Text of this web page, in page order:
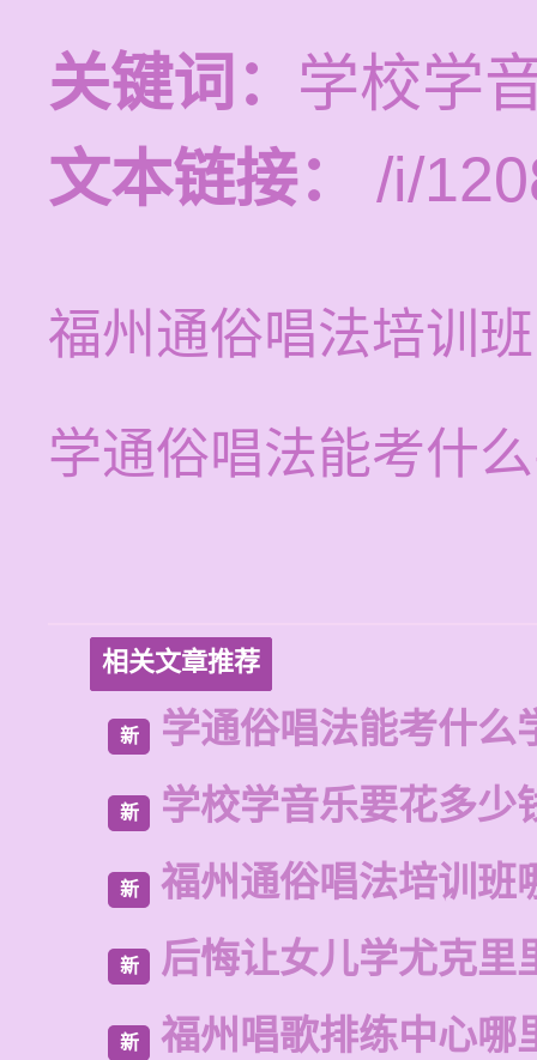
关键词： 学校学
文本链接：
/i/
福州通俗唱法培训
学通俗唱法能考什
相关文章推荐
新 学通俗唱法能考什么
新 学校学音乐要花多少
新 福州通俗唱法培训班
新 后悔让女儿学尤克里
新 福州唱歌排练中心哪